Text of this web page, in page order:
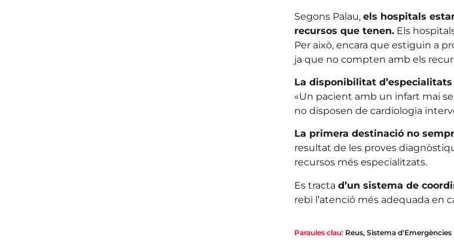
Segons Palau, els hospitals
recursos que tenen.Els
Per això, encara que estiguin a
ja que no compten amb els
La disponibilitat
«Un pacient amb un infart mai
no disposen de cardiologia
La primera destinació no
resultat de les proves
recursos més especialitzats.
Es tracta d’un sistema de
rebi l’atenció més adequada en
Paraules clau: Reus, Sistema d'Emergències